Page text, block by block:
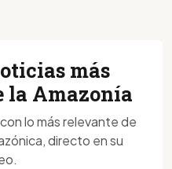
más
la Amazonía
lo más relevante de
directo en su